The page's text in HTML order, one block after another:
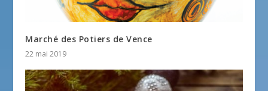
Marché des Potiers de Vence
22 mai 2019